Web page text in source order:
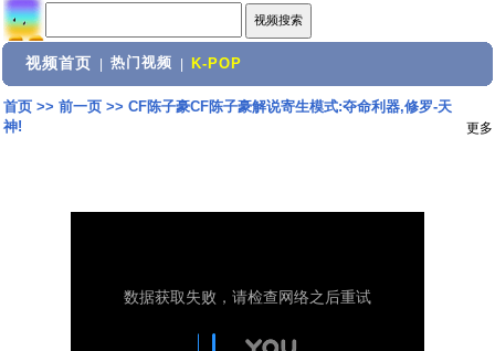
视频首页 热门视频 K-POP
首页>> 前一页>> CF陈子豪CF陈子豪解说寄生模式:夺命利器,修罗-天
神!
更多